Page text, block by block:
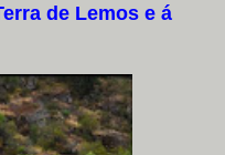
de Lemos e á